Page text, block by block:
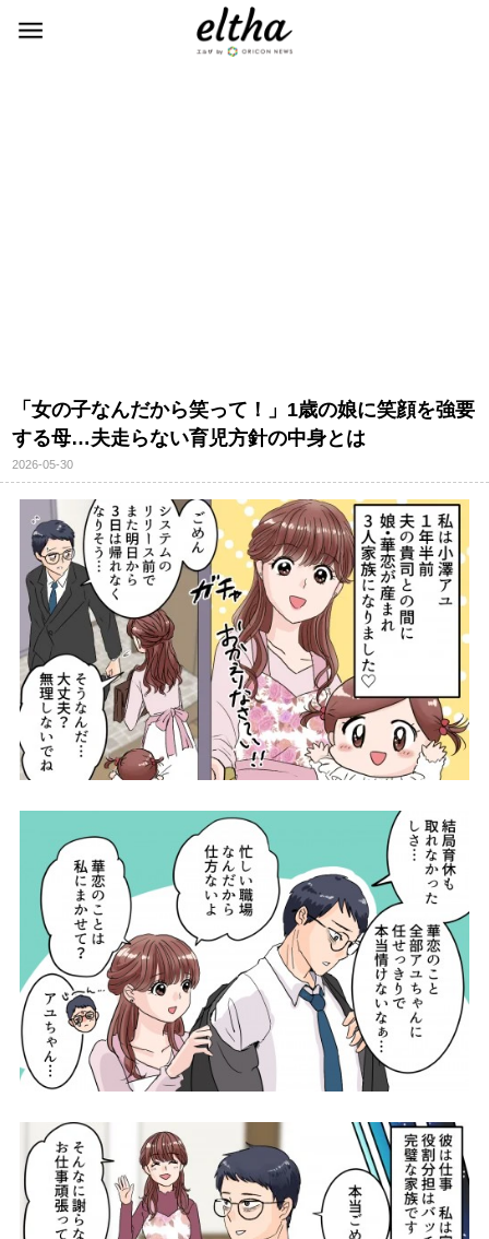
「女の子なんだから笑って！」1歳の娘に笑顔を強要
する母…夫走らない育児方針の中身とは
2026-05-30